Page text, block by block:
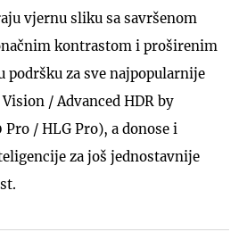
vjernu sliku sa savršenom
kontrastom i proširenim
podršku za sve najpopularnije
/ Advanced HDR by
/ HLG Pro), a donose i
za još jednostavnije